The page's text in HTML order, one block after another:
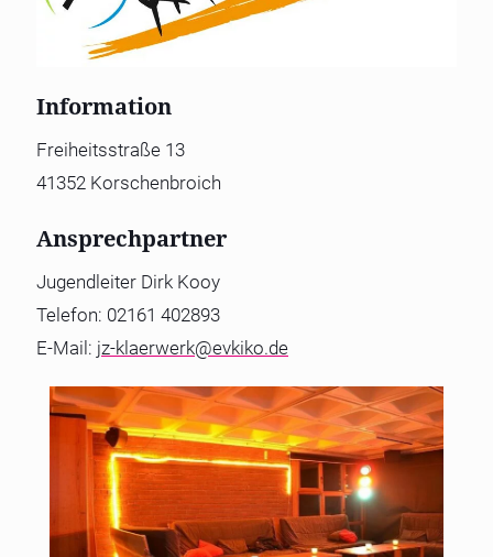
Information
Freiheitsstraße 13
41352 Korschenbroich
Ansprechpartner
Jugendleiter Dirk Kooy
Telefon: 02161 402893
E-Mail: jz-klaerwerk@evkiko.de